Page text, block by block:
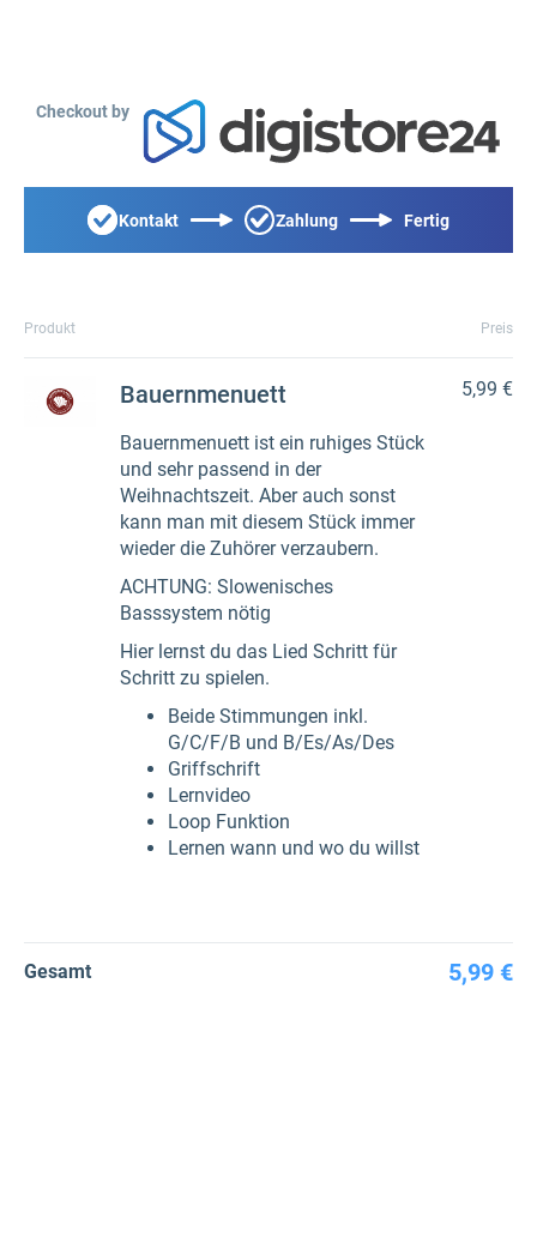
Checkout by
Kontakt Zahlung Fertig
Produkt Preis
Bauernmenuett
Bauernmenuett ist ein ruhiges Stück
und sehr passend in der
Weihnachtszeit. Aber auch sonst
kann man mit diesem Stück immer
wieder die Zuhörer verzaubern.
ACHTUNG: Slowenisches
Basssystem nötig
Hier lernst du das Lied Schritt für
Schritt zu spielen.
Beide Stimmungen inkl.
G/C/F/B und B/Es/As/Des
Griffschrift
Lernvideo
Loop Funktion
Lernen wann und wo du willst
5,99 €
Gesamt 5,99 €